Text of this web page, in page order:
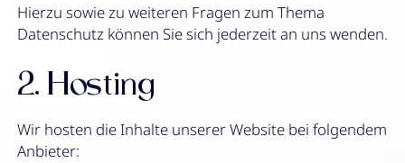
Hierzu sowie zu weiteren Fragen zum Thema
Datenschutz können Sie sich jederzeit an uns wenden.
2. Hosting
Wir hosten die Inhalte unserer Website bei folgendem
Anbieter: